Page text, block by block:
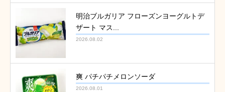
明治ブルガリア フローズンヨーグルトデ
ザート マス...
2026.08.02
爽 パチパチメロンソーダ
2026.08.01